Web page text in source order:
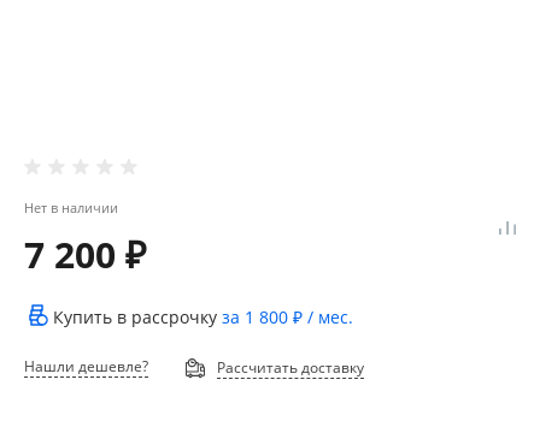
Нет в наличии
7 200 ₽
Купить в рассрочку за 1 800 ₽ / мес.
Нашли дешевле? Рассчитать доставку